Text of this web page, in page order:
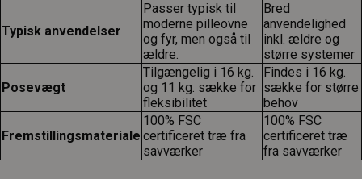
Typisk anvendelser
Passer typisk til
moderne pilleovne
og fyr, men også til
ældre.
Bred
anvendelighed
inkl. ældre og
større systemer
Posevægt
Tilgængelig i 16 kg.
og 11 kg. sække for
fleksibilitet
Findes i 16 kg.
sække for større
behov
Fremstillingsmateriale
100% FSC
certificeret træ fra
savværker
100% FSC
certificeret træ
fra savværker